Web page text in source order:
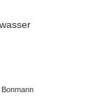
Bonmann